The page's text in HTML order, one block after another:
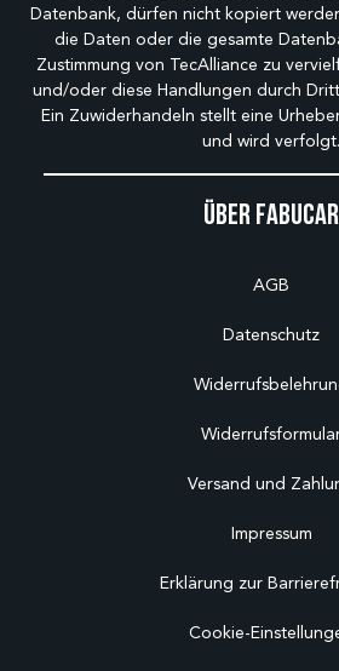
Über Fabucar
AGB
Datenschutz
Versand und
Impressum
Erklärung zur
Cookie-
Datenbank, dürfen nicht kopiert
die Daten oder die gesamte
Zustimmung von TecAlliance zu
und/oder diese Handlungen durch
Ein Zuwiderhandeln stellt eine
und wird verfolgt.